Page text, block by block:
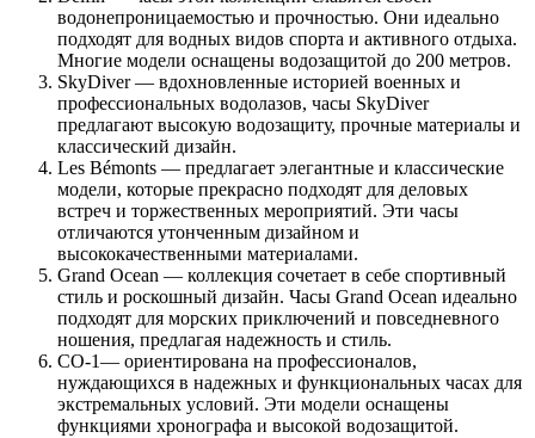
водонепроницаемостью и прочностью. Они идеально
подходят для водных видов спорта и активного отдыха.
Многие модели оснащены водозащитой до 200 метров.
SkyDiver — вдохновленные историей военных и
профессиональных водолазов, часы SkyDiver
предлагают высокую водозащиту, прочные материалы и
классический дизайн.
Les Bémonts — предлагает элегантные и классические
модели, которые прекрасно подходят для деловых
встреч и торжественных мероприятий. Эти часы
отличаются утонченным дизайном и
высококачественными материалами.
Grand Ocean — коллекция сочетает в себе спортивный
стиль и роскошный дизайн. Часы Grand Ocean идеально
подходят для морских приключений и повседневного
ношения, предлагая надежность и стиль.
CO-1— ориентирована на профессионалов,
нуждающихся в надежных и функциональных часах для
экстремальных условий. Эти модели оснащены
функциями хронографа и высокой водозащитой.